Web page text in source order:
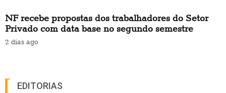
NF recebe propostas dos trabalhadores do Setor
Privado com data base no segundo semestre
2 dias ago
EDITORIAS